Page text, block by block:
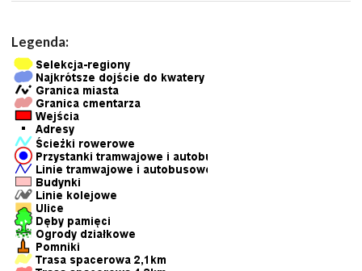
Legenda: